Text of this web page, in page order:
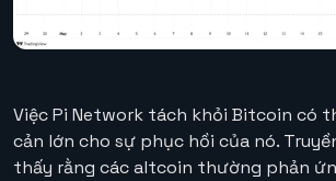
Việc Pi Network tách khỏi Bitcoin có
cản lớn cho sự phục hồi của nó.
thấy rằng các altcoin thường phản